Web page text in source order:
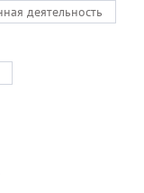
деятельность